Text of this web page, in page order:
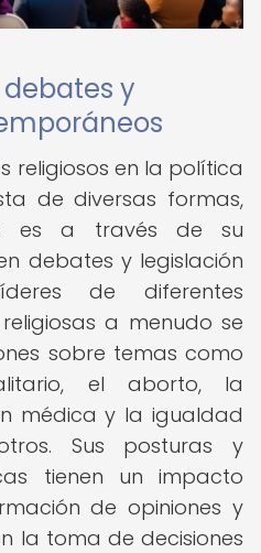
y
religiosos en la política
de diversas formas,
es a través de su
debates y legislación
de diferentes
a menudo se
sobre temas como
el aborto, la
médica y la igualdad
Sus posturas y
tienen un impacto
de opiniones y
la toma de decisiones